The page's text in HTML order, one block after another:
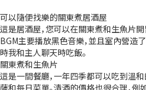
可以隨便找樂的關東煮居酒屋
這是居酒屋，您可以在關東煮和生魚片
BGM主要播放黑色音樂，並且室內營造
時我和主人聊天時吃飯。
關東煮和生魚片
這是一間餐廳，一年四季都可以吃到溫和
薩和每日菜單。清酒的價格也很合理，例